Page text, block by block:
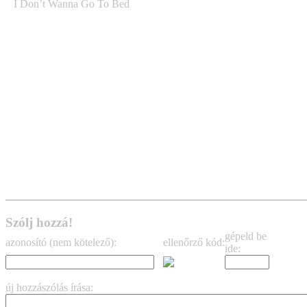
I Don’t Wanna Go To Bed
Szólj hozzá!
azonosító (nem kötelező): ellenőrző kód:
gépeld be
ide:
új hozzászólás írása: